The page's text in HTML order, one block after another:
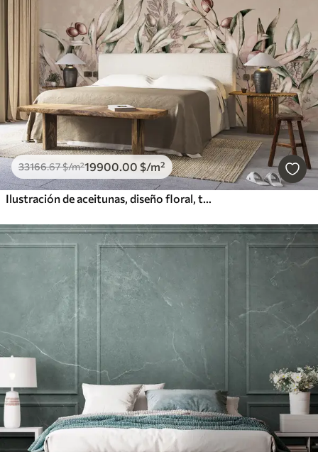
33166.67$/m²19900.00 $/m²
Ilustración de aceitunas, diseño floral, tropical, acuarela, hojas grandes, colores beige